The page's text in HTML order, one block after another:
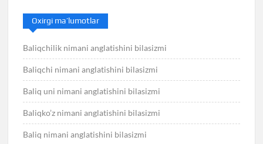
Oxirgi ma’lumotlar
Baliqchilik nimani anglatishini bilasizmi
Baliqchi nimani anglatishini bilasizmi
Baliq uni nimani anglatishini bilasizmi
Baliqko’z nimani anglatishini bilasizmi
Baliq nimani anglatishini bilasizmi